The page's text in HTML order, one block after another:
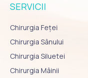
SERVICII
Chirurgia Feței
Chirurgia Sânului
Chirurgia Siluetei
Chirurgia Mâinii